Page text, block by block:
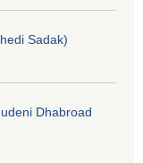
Sadak)
Dhabroad